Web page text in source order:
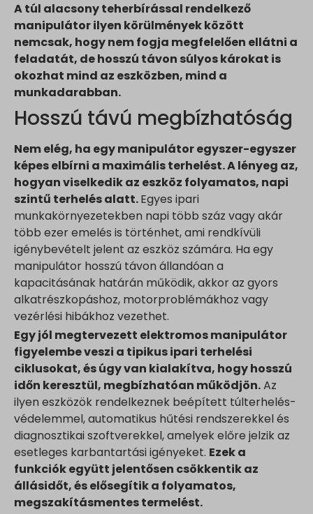
A túl alacsony teherbírással rendelkező
manipulátor ilyen körülmények között
nemcsak, hogy nem fogja megfelelően ellátni a
feladatát, de hosszú távon súlyos károkat is
okozhat mind az eszközben, mind a
munkadarabban.
Hosszú távú megbízhatóság
Nem elég, ha egy manipulátor egyszer-egyszer
képes elbírni a maximális terhelést. A lényeg az,
hogyan viselkedik az eszköz folyamatos, napi
szintű terhelés alatt.Egyes ipari
munkakörnyezetekben napi több száz vagy akár
több ezer emelés is történhet, ami rendkívüli
igénybevételt jelent az eszköz számára. Ha egy
manipulátor hosszú távon állandóan a
kapacitásának határán működik, akkor az gyors
alkatrészkopáshoz, motorproblémákhoz vagy
vezérlési hibákhoz vezethet.
Egy jól megtervezett elektromos manipulátor
figyelembe veszi a tipikus ipari terhelési
ciklusokat, és úgy van kialakítva, hogy hosszú
időn keresztül, megbízhatóan működjön.Az
ilyen eszközök rendelkeznek beépített túlterhelés-
védelemmel, automatikus hűtési rendszerekkel és
diagnosztikai szoftverekkel, amelyek előre jelzik az
esetleges karbantartási igényeket. Ezek a
funkciók együtt jelentősen csökkentik az
állásidőt, és elősegítik a folyamatos,
megszakításmentes termelést.